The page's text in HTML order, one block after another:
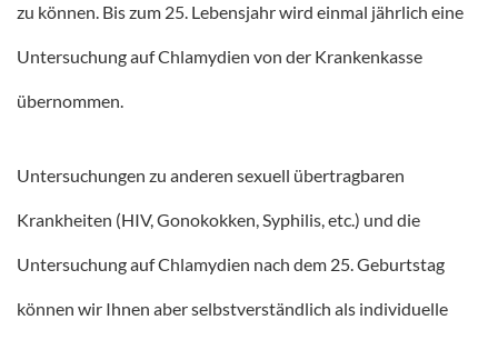
zu können. Bis zum 25. Lebensjahr wird einmal jährlich eine
Untersuchung auf Chlamydien von der Krankenkasse
übernommen.
Untersuchungen zu anderen sexuell übertragbaren
Krankheiten (HIV, Gonokokken, Syphilis, etc.) und die
Untersuchung auf Chlamydien nach dem 25. Geburtstag
können wir Ihnen aber selbstverständlich als individuelle